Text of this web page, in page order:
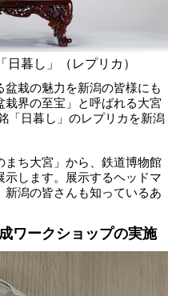
暮し」（レプリカ）
栽の魅力を新潟の皆様にも
界の至宝」と呼ばれる大宮
「日暮し」のレプリカを新潟
まち大宮」から、鉄道博物館
します。展示するヘッドマ
潟の皆さんも知っているあ
ワークショップの実施